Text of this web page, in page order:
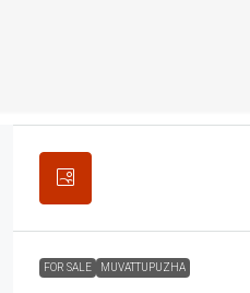
FOR SALE MUVATTUPUZHA